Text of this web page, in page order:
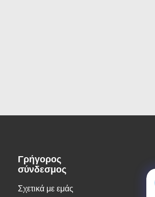
Γρήγορος
σύνδεσμος
Σχετικά με εμάς